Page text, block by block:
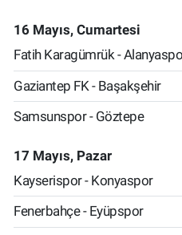
16 Mayıs, Cumartesi
Fatih Karagümrük -
Gaziantep FK - Başakşehir
Samsunspor - Göztepe
17 Mayıs, Pazar
Kayserispor - Konyaspor
Fenerbahçe - Eyüpspor